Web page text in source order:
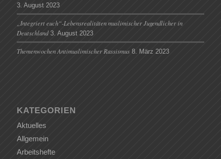
3. August 2023
„Integriert euch“-Lebensrealitäten muslimischer Jugendlicher in
Deutschland 3. August 2023
Themenwochen Antimuslimischer Rassismus 8. März 2023
KATEGORIEN
Aktuelles
Allgemein
Arbeitshefte